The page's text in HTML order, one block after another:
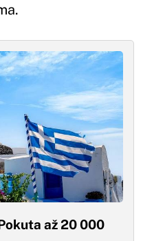
až 20 000